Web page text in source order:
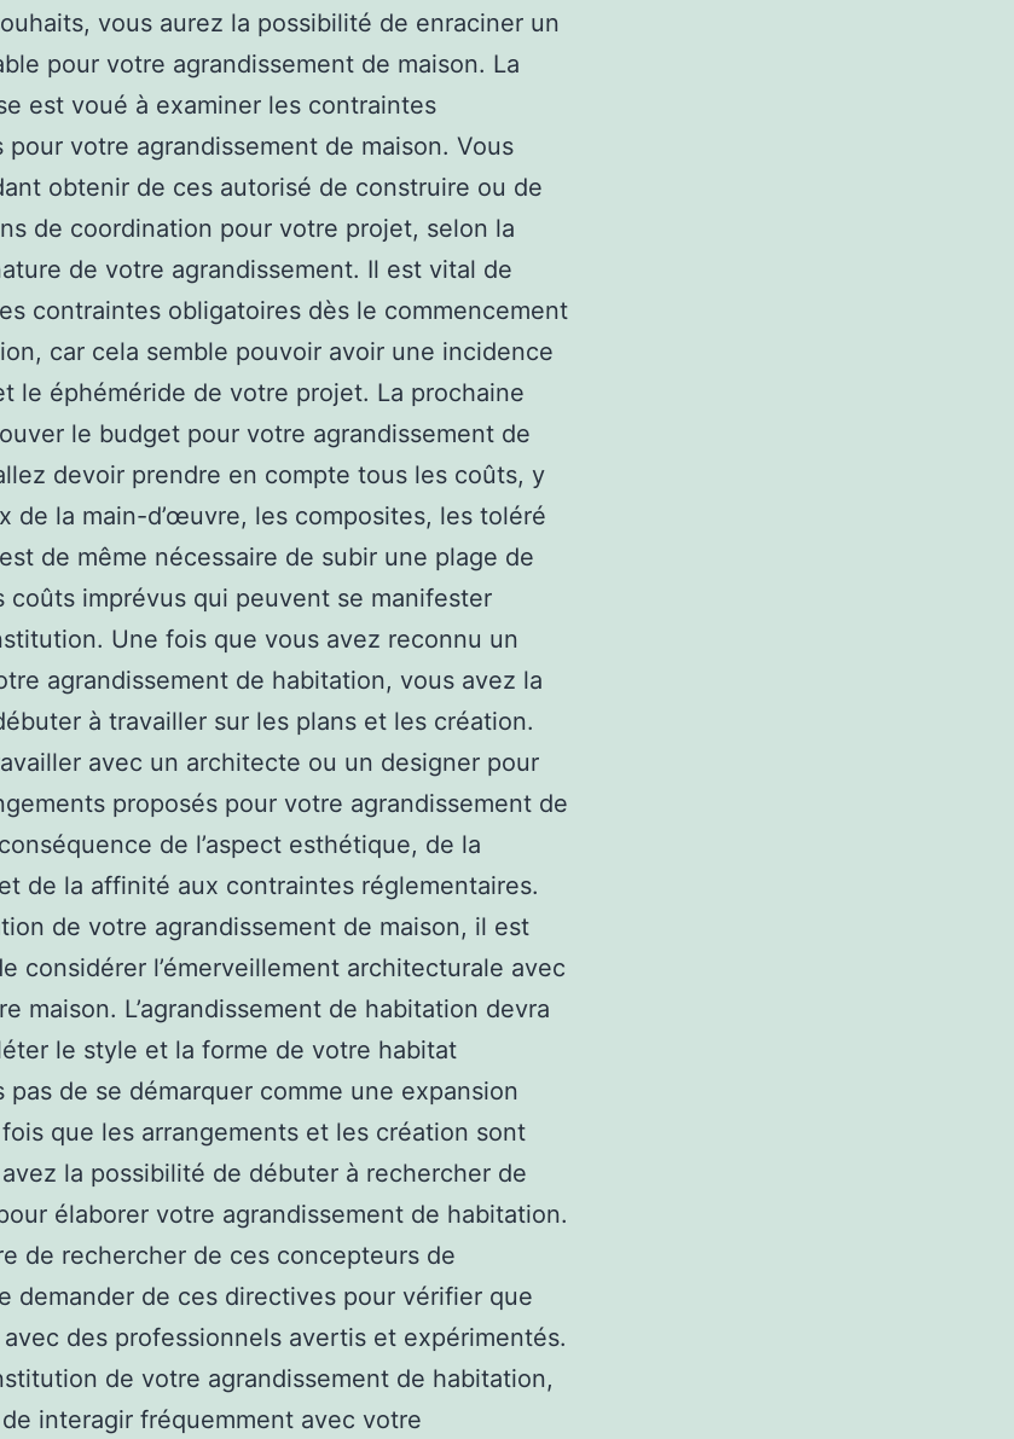
vous aurez la possibilité de enraciner un
pour votre agrandissement de maison. La
est voué à examiner les contraintes
pour votre agrandissement de maison. Vous
obtenir de ces autorisé de construire ou de
de coordination pour votre projet, selon la
de votre agrandissement. Il est vital de
contraintes obligatoires dès le commencement
car cela semble pouvoir avoir une incidence
le éphéméride de votre projet. La prochaine
le budget pour votre agrandissement de
devoir prendre en compte tous les coûts, y
de la main-d’œuvre, les composites, les toléré
de même nécessaire de subir une plage de
coûts imprévus qui peuvent se manifester
Une fois que vous avez reconnu un
agrandissement de habitation, vous avez la
à travailler sur les plans et les création.
avec un architecte ou un designer pour
proposés pour votre agrandissement de
de l’aspect esthétique, de la
de la affinité aux contraintes réglementaires.
de votre agrandissement de maison, il est
considérer l’émerveillement architecturale avec
maison. L’agrandissement de habitation devra
le style et la forme de votre habitat
pas de se démarquer comme une expansion
que les arrangements et les création sont
la possibilité de débuter à rechercher de
élaborer votre agrandissement de habitation.
de rechercher de ces concepteurs de
demander de ces directives pour vérifier que
des professionnels avertis et expérimentés.
de votre agrandissement de habitation,
interagir fréquemment avec votre